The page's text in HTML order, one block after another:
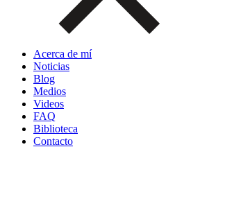
Acerca de mí
Noticias
Blog
Medios
Videos
FAQ
Biblioteca
Contacto